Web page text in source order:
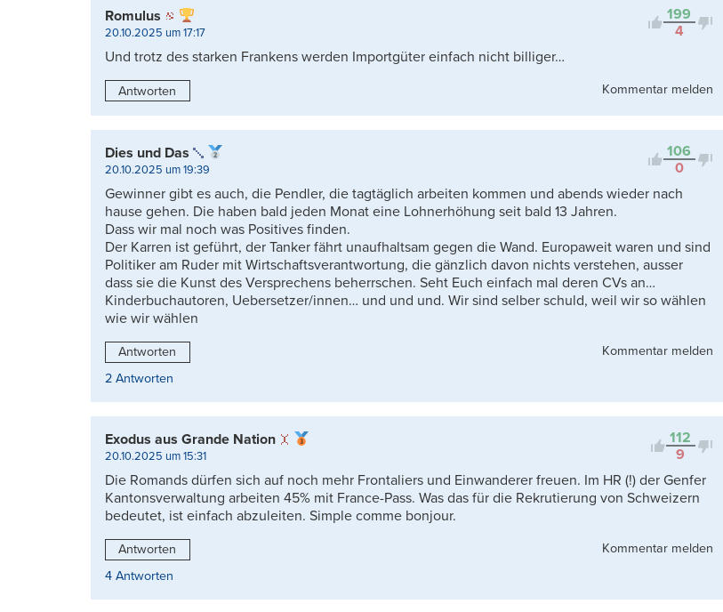
199
4
Romulus
20.10.2025 um 17:17
Und trotz des starken Frankens werden Importgüter einfach nicht billiger…
Antworten Kommentar melden
106
0
Dies und Das
20.10.2025 um 19:39
Gewinner gibt es auch, die Pendler, die tagtäglich arbeiten kommen und abends wieder nach
hause gehen. Die haben bald jeden Monat eine Lohnerhöhung seit bald 13 Jahren.
Dass wir mal noch was Positives finden.
Der Karren ist geführt, der Tanker fährt unaufhaltsam gegen die Wand. Europaweit waren und sind
Politiker am Ruder mit Wirtschaftsverantwortung, die gänzlich davon nichts verstehen, ausser
dass sie die Kunst des Versprechens beherrschen. Seht Euch einfach mal deren CVs an…
Kinderbuchautoren, Uebersetzer/innen… und und und. Wir sind selber schuld, weil wir so wählen
wie wir wählen
Antworten
Kommentar melden
2 Antworten
112
9
Exodus aus Grande Nation
20.10.2025 um 15:31
Die Romands dürfen sich auf noch mehr Frontaliers und Einwanderer freuen. Im HR (!) der Genfer
Kantonsverwaltung arbeiten 45% mit France-Pass. Was das für die Rekrutierung von Schweizern
bedeutet, ist einfach abzuleiten. Simple comme bonjour.
Antworten
Kommentar melden
4 Antworten